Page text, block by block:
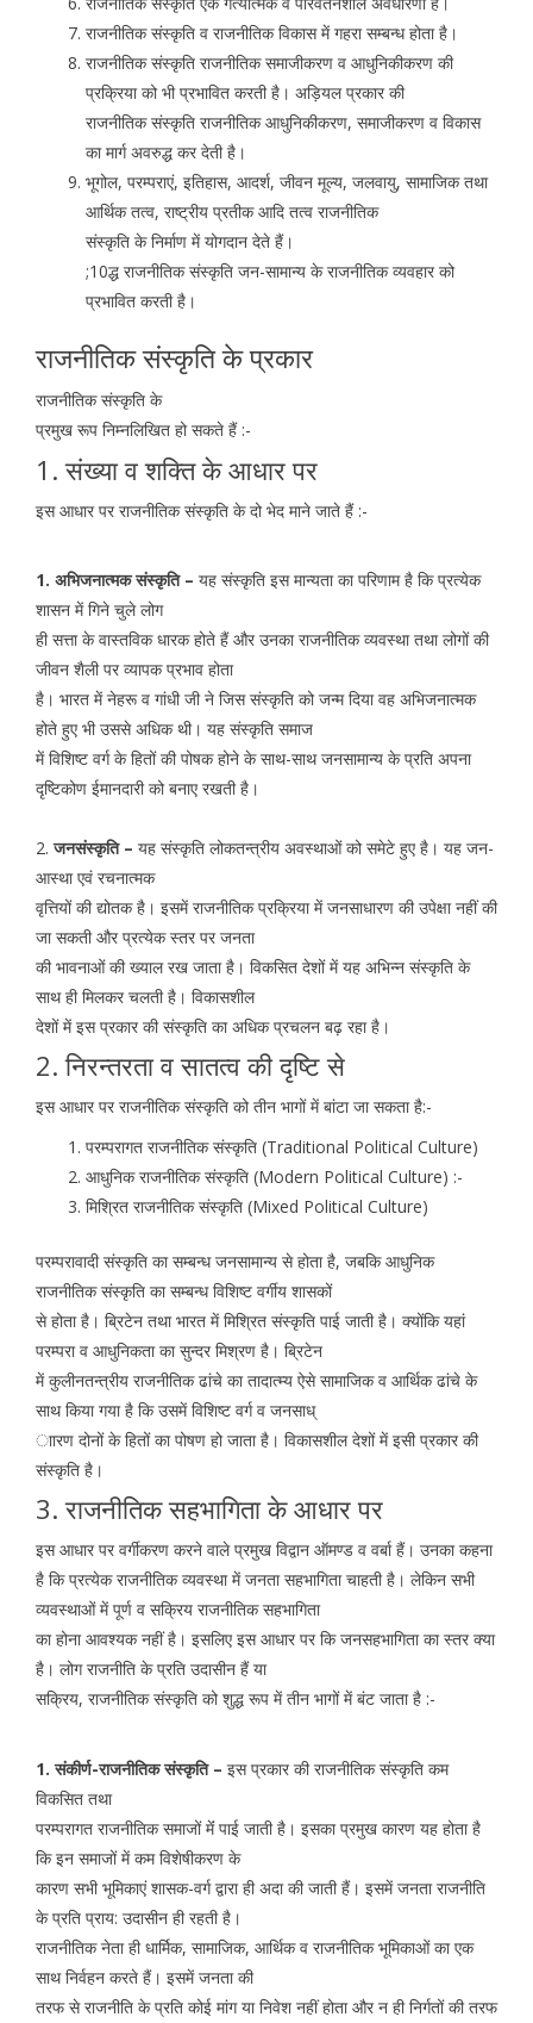
राजनीतिक संस्कृति व राजनीतिक विकास में गहरा सम्बन्ध होता है।
राजनीतिक संस्कृति राजनीतिक समाजीकरण व आधुनिकीकरण की
प्रक्रिया को भी प्रभावित करती है। अड़ियल प्रकार की
राजनीतिक संस्कृति राजनीतिक आधुनिकीकरण, समाजीकरण व विकास
का मार्ग अवरुद्ध कर देती है।
भूगोल, परम्पराएं, इतिहास, आदर्श, जीवन मूल्य, जलवायु, सामाजिक तथा
आर्थिक तत्व, राष्ट्रीय प्रतीक आदि तत्व राजनीतिक
संस्कृति के निर्माण में योगदान देते हैं।
;10द्ध राजनीतिक संस्कृति जन-सामान्य के राजनीतिक व्यवहार को
प्रभावित करती है।
राजनीतिक संस्कृति के प्रकार
राजनीतिक संस्कृति के
प्रमुख रूप निम्नलिखित हो सकते हैं :-
1. संख्या व शक्ति के आधार पर
इस आधार पर राजनीतिक संस्कृति के दो भेद माने जाते हैं :-
1. अभिजनात्मक संस्कृति – यह संस्कृति इस मान्यता का परिणाम है कि प्रत्येक
शासन में गिने चुले लोग
ही सत्ता के वास्तविक धारक होते हैं और उनका राजनीतिक व्यवस्था तथा लोगों की
जीवन शैली पर व्यापक प्रभाव होता
है। भारत में नेहरू व गांधी जी ने जिस संस्कृति को जन्म दिया वह अभिजनात्मक
होते हुए भी उससे अधिक थी। यह संस्कृति समाज
में विशिष्ट वर्ग के हितों की पोषक होने के साथ-साथ जनसामान्य के प्रति अपना
दृष्टिकोण ईमानदारी को बनाए रखती है।
2.जनसंस्कृति – यह संस्कृति लोकतन्त्रीय अवस्थाओं को समेटे हुए है। यह जन-
आस्था एवं रचनात्मक
वृत्तियों की द्योतक है। इसमें राजनीतिक प्रक्रिया में जनसाधारण की उपेक्षा नहीं की
जा सकती और प्रत्येक स्तर पर जनता
की भावनाओं की ख्याल रख जाता है। विकसित देशों में यह अभिन्न संस्कृति के
साथ ही मिलकर चलती है। विकासशील
देशों में इस प्रकार की संस्कृति का अधिक प्रचलन बढ़ रहा है।
2. निरन्तरता व सातत्व की दृष्टि से
इस आधार पर राजनीतिक संस्कृति को तीन भागों में बांटा जा सकता है:-
परम्परागत राजनीतिक संस्कृति (Traditional Political Culture)
आधुनिक राजनीतिक संस्कृति (Modern Political Culture) :-
मिश्रित राजनीतिक संस्कृति (Mixed Political Culture)
परम्परावादी संस्कृति का सम्बन्ध जनसामान्य से होता है, जबकि आधुनिक
राजनीतिक संस्कृति का सम्बन्ध विशिष्ट वर्गीय शासकों
से होता है। ब्रिटेन तथा भारत में मिश्रित संस्कृति पाई जाती है। क्योंकि यहां
परम्परा व आधुनिकता का सुन्दर मिश्रण है। ब्रिटेन
में कुलीनतन्त्रीय राजनीतिक ढांचे का तादात्म्य ऐसे सामाजिक व आर्थिक ढांचे के
साथ किया गया है कि उसमें विशिष्ट वर्ग व जनसाध्
ाारण दोनों के हितों का पोषण हो जाता है। विकासशील देशों में इसी प्रकार की
संस्कृति है।
3. राजनीतिक सहभागिता के आधार पर
इस आधार पर वर्गीकरण करने वाले प्रमुख विद्वान ऑमण्ड व वर्बा हैं। उनका कहना
है कि प्रत्येक राजनीतिक व्यवस्था में जनता सहभागिता चाहती है। लेकिन सभी
व्यवस्थाओं में पूर्ण व सक्रिय राजनीतिक सहभागिता
का होना आवश्यक नहीं है। इसलिए इस आधार पर कि जनसहभागिता का स्तर क्या
है। लोग राजनीति के प्रति उदासीन हैं या
सक्रिय, राजनीतिक संस्कृति को शुद्ध रूप में तीन भागों में बंट जाता है :-
1. संकीर्ण-राजनीतिक संस्कृति – इस प्रकार की राजनीतिक संस्कृति कम
विकसित तथा
परम्परागत राजनीतिक समाजों मेंं पाई जाती है। इसका प्रमुख कारण यह होता है
कि इन समाजों में कम विशेषीकरण के
कारण सभी भूमिकाएं शासक-वर्ग द्वारा ही अदा की जाती हैं। इसमें जनता राजनीति
के प्रति प्राय: उदासीन ही रहती है।
राजनीतिक नेता ही धार्मिक, सामाजिक, आर्थिक व राजनीतिक भूमिकाओं का एक
साथ निर्वहन करते हैं। इसमें जनता की
तरफ से राजनीति के प्रति कोई मांग या निवेश नहीं होता और न ही निर्गतों की तरफ